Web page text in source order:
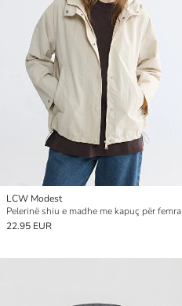
LCW Modest
Pelerinë shiu e madhe me kapuç për femra
22.95 EUR